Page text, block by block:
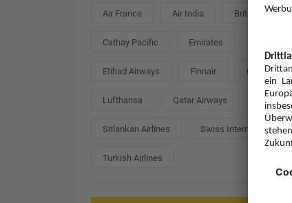
Air France Air India British Airways
Cathay Pacific Emirates
Etihad Airways Finnair Gulf Air
Lufthansa Qatar Airways
Srilankan Airlines Swiss International
Turkish Airlines